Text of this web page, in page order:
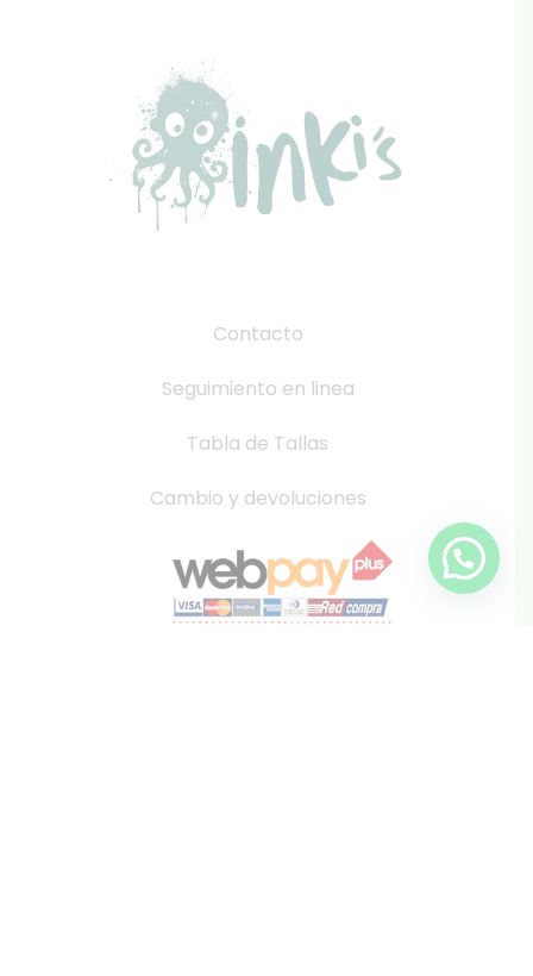
Contacto
Seguimiento en linea
Tabla de Tallas
Cambio y devoluciones